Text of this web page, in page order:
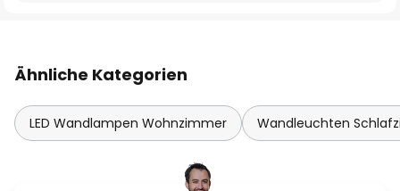
Ähnliche Kategorien
LED Wandlampen Wohnzimmer Wandleuchten